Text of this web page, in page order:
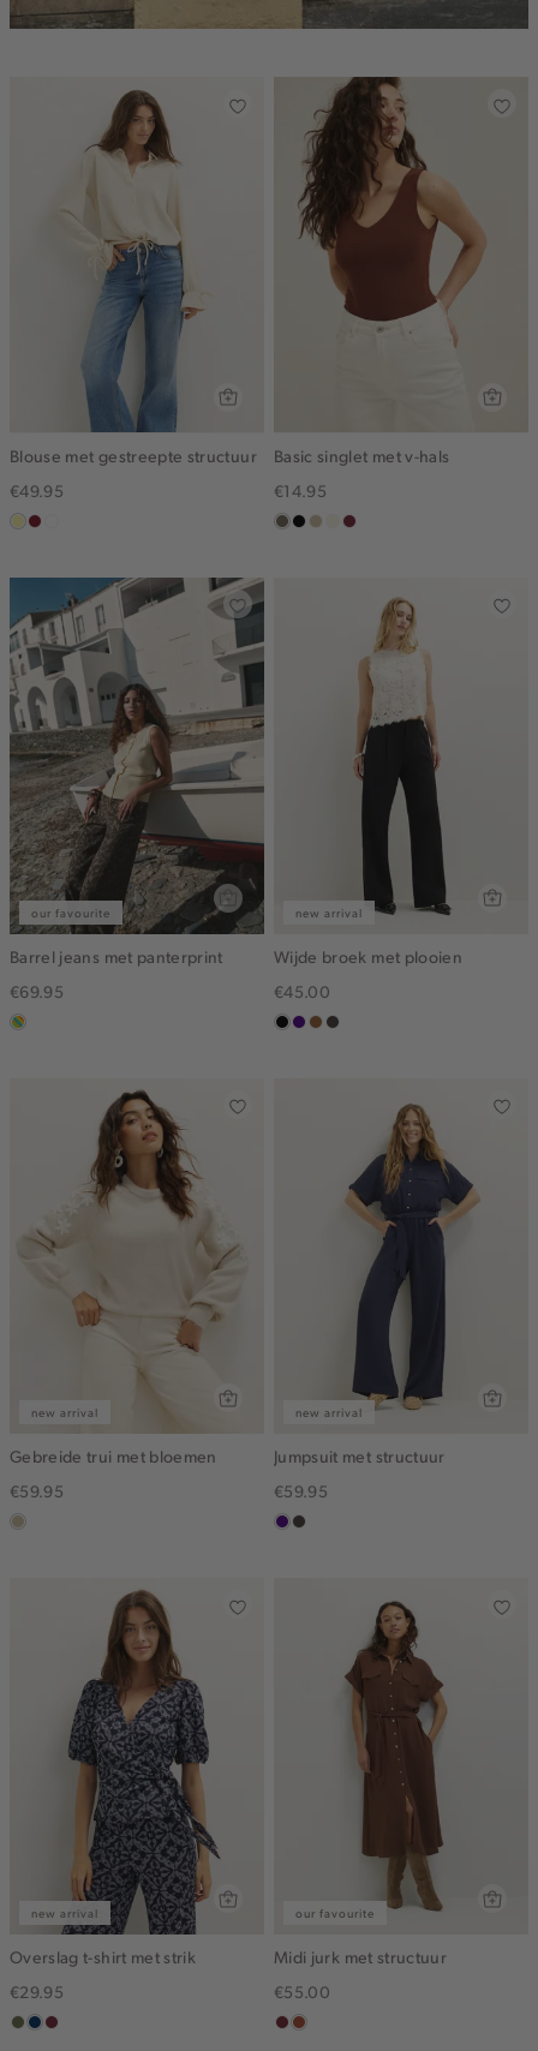
Blouse met gestreepte structuur
€49.95
lichtgeel
rood,
Basic singlet met v-hals
€14.95
middenbruin
zwartlichtzand
wit,bordeaux
our favourite
Barrel jeans met panterprint
€69.95
meerkleurig
new arrival
Wijde broek met plooien
€45.00
zwart
indigo
deepmocca
choco
new arrival
Gebreide trui met bloemen
€59.95
lichtzand
new arrival
Jumpsuit met structuur
€59.95
indigochoco
new arrival
Overslag t-shirt met strik
€29.95
groen,
donkerblauw
brique
our favourite
Midi jurk met structuur
€55.00
bordeaux
bruin